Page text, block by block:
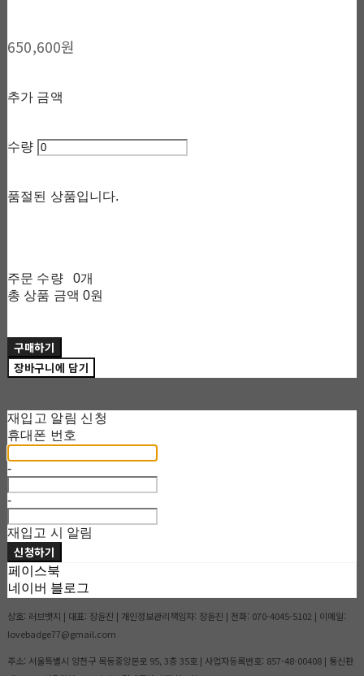
650,600원
추가 금액
수량
품절된 상품입니다.
주문 수량
0개
총 상품 금액 0원
구매하기
장바구니에 담기
재입고 알림 신청
휴대폰 번호
-
-
재입고 시 알림
신청하기
페이스북
네이버 블로그
상호: 러브뱃지 | 대표: 장윤진 | 개인정보관리책임자: 장윤진 | 전화: 070-4045-5102 | 이메일:
lovebadge77@gmail.com
주소: 서울특별시 양천구 목동중앙본로 95, 3층 35호 | 사업자등록번호: 857-48-00408 | 통신판